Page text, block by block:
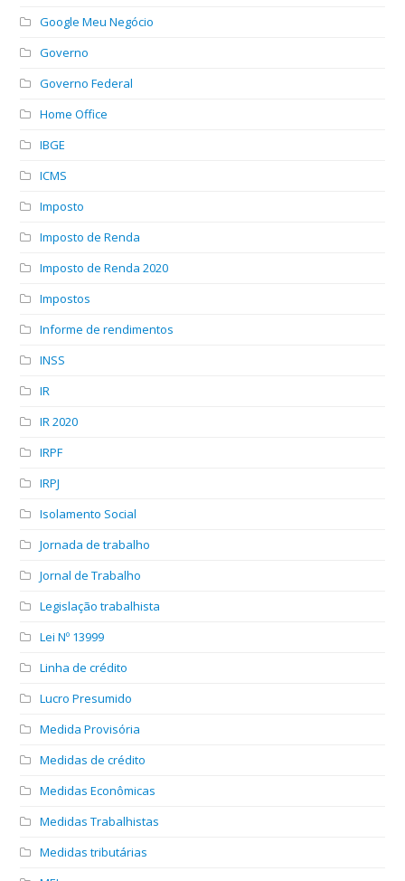
Google Meu Negócio
Governo
Governo Federal
Home Office
IBGE
ICMS
Imposto
Imposto de Renda
Imposto de Renda 2020
Impostos
Informe de rendimentos
INSS
IR
IR 2020
IRPF
IRPJ
Isolamento Social
Jornada de trabalho
Jornal de Trabalho
Legislação trabalhista
Lei Nº 13999
Linha de crédito
Lucro Presumido
Medida Provisória
Medidas de crédito
Medidas Econômicas
Medidas Trabalhistas
Medidas tributárias